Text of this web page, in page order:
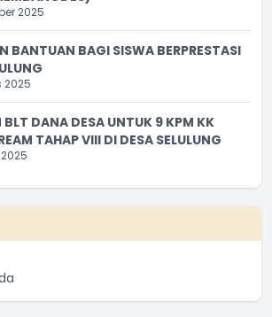
2025
BANTUAN BAGI SISWA BERPRESTASI
2025
BLT DANA DESA UNTUK 9 KPM KK
TAHAP VIII DI DESA SELULUNG